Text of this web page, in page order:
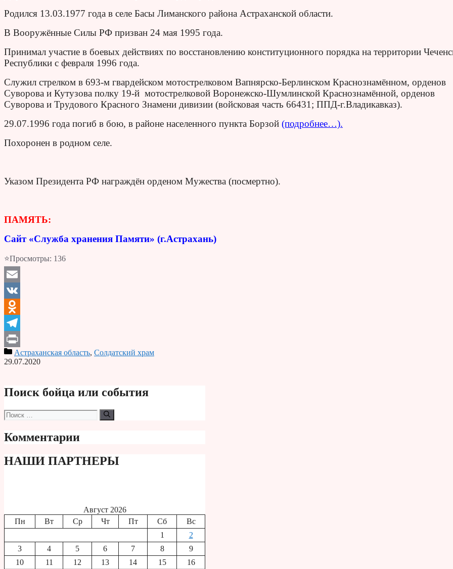
Родился 13.03.1977 года в селе Басы Лиманского района Астраханской области.
В Вооружённые Силы РФ призван 24 мая 1995 года.
Принимал участие в боевых действиях по восстановлению конституционного порядка на территории
Республики с февраля 1996 года.
Служил стрелком в 693-м гвардейском мотострелковом Вапнярско-Берлинском Краснознамённом, орденов
Суворова и Кутузова полку 19-й мотострелковой Воронежско-Шумлинской Краснознамённой, орденов
Суворова и Трудового Красного Знамени дивизии (войсковая часть 66431; ППД-г.Владикавказ).
29.07.1996 года погиб в бою, в районе населенного пункта Борзой (подробнее…).
Похоронен в родном селе.
Указом Президента РФ награждён орденом Мужества (посмертно).
ПАМЯТЬ:
Сайт «Служба хранения Памяти» (г.Астрахань)
⭐Просмотры: 136
Email
VK
Odnoklassniki
Telegram
PrintАстраханская область, Солдатский храм
29.07.2020
Поиск бойца или события
Поиск:
Комментарии
НАШИ ПАРТНЕРЫ
Август 2026
Пн
Вт Ср Чт Пт Сб
Вс
1
2
3
4 5 6 7 8
9
10
11 12 13 14 15
16